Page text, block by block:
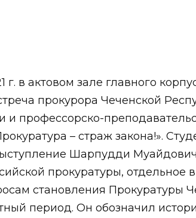
г. в актовом зале главного
прокурора Чеченской
и профессорско-
– страж закона!».
Шарпудди
прокуратуры, отдельное
становления Прокуратуры
период. Он обозначил